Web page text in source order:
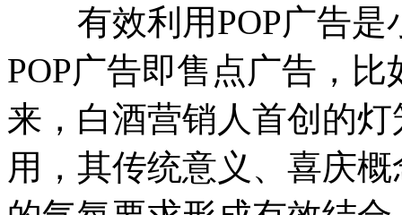
有效利用POP广告是
POP广告即售点广告，
来，白酒营销人首创的
用，其传统意义、喜庆